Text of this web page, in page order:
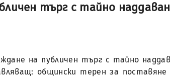
търг с тайно
на публичен търг с тайно
общински терен за